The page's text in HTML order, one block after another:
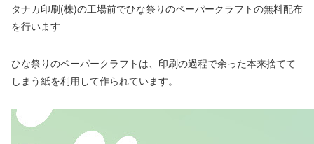
タナカ印刷(株)の工場前でひな祭りのペーパークラフトの無料配布
を行います
ひな祭りのペーパークラフトは、印刷の過程で余った本来捨てて
しまう紙を利用して作られています。